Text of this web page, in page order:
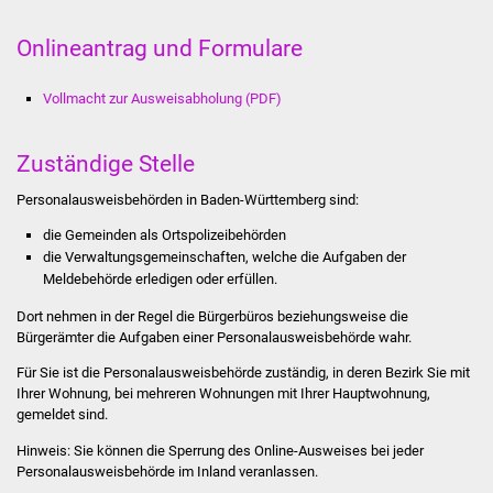
Soziale Einrichtungen
Fachteam Jugend
Kinder- und
Familienzentrum
Stadtwerke
Suenergie
Onlineantrag und Formulare
Vollmacht zur Ausweisabholung (PDF)
Zuständige Stelle
Personalausweisbehörden in Baden-Württemberg sind:
die Gemeinden als Ortspolizeibehörden
die Verwaltungsgemeinschaften, welche die Aufgaben der
Meldebehörde erledigen oder erfüllen.
Dort nehmen in der Regel die Bürgerbüros beziehungsweise die
Bürgerämter die Aufgaben einer Personalausweisbehörde wahr.
Für Sie ist die Personalausweisbehörde zuständig, in deren Bezirk Sie mit
Ihrer Wohnung, bei mehreren Wohnungen mit Ihrer Hauptwohnung,
gemeldet sind.
Hinweis: Sie können die Sperrung des Online-Ausweises bei jeder
Personalausweisbehörde im Inland veranlassen.